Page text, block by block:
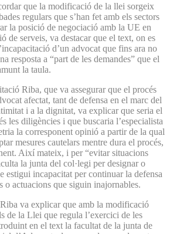
que la modificació de la llei sorgeix
regulars que s’han fet amb els sectors
la posició de negociació amb la UE en
de serveis, va destacar que el text, on es
d’un advocat que fins ara no
resposta a “part de les demandes” que el
la taula.
Riba, que va assegurar que el procés
afectat, tant de defensa en el marc del
i a la dignitat, va explicar que seria el
les diligències i que buscaria l’especialista
la corresponent opinió a partir de la qual
mesures cautelars mentre dura el procés,
Així mateix, i per “evitar situacions
la junta del col·legi per designar o
estigui incapacitat per continuar la defensa
o actuacions que siguin inajornables.
va explicar que amb la modificació
de la Llei que regula l’exercici de les
en el text la facultat de la junta de